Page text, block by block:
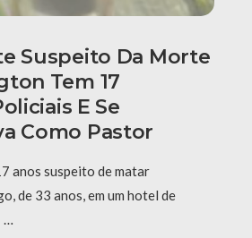
Suspeito Da Morte
Tem 17
E Se
Como Pastor
anos suspeito de matar
de 33 anos, em um hotel de
…